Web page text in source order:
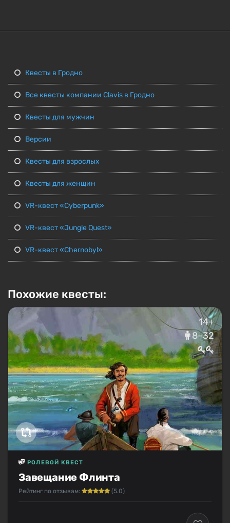
Квесты в Гродно
Все квесты компании Clavis в Гродно
Квесты для мужчин
Версии
Квесты для взрослых
Квесты для женщин
VR-квест «Cyberpunk»
VR-квест «Jungle Quest»
VR-квест «Chernobyl»
Похожие квесты:
14+
8–32
Завещание Флинта
РОЛЕВОЙ КВЕСТ
Рейтинг по отзывам: (5.0)